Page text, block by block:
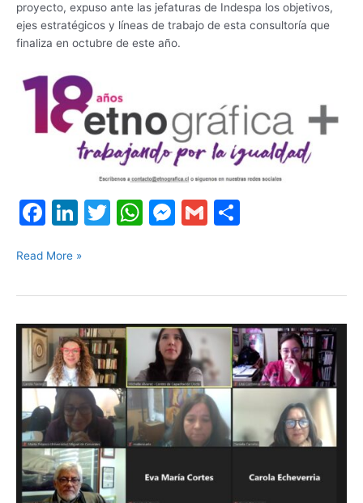
proyecto, expuso ante las jefaturas de Indespa los objetivos,
ejes estratégicos y líneas de trabajo de esta consultoría que
finaliza en octubre de este año.
F
c
e
b
o
o
k
Li
k
e
dI
n
T
er
W
s
A
p
p
M
s
e
n
g
er
G
l
e
Read More »
Con
magistral
clase
sobre
Ley
21.369
equipo
de
Etnográfica